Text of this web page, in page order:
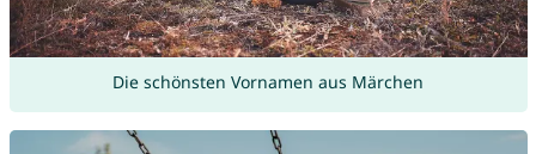
Die schönsten Vornamen aus Märchen